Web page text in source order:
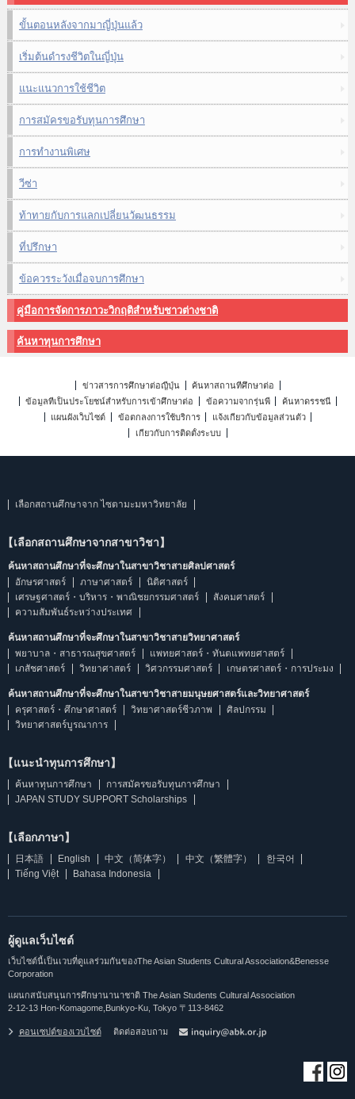
ขั้นตอนหลังจากมาญี่ปุ่นแล้ว
เริ่มต้นดำรงชีวิตในญี่ปุ่น
แนะแนวการใช้ชีวิต
การสมัครขอรับทุนการศึกษา
การทำงานพิเศษ
วีซ่า
ท้าทายกับการแลกเปลี่ยนวัฒนธรรม
ที่ปรึกษา
ข้อควรระวังเมื่อจบการศึกษา
คู่มือการจัดการภาวะวิกฤติสำหรับชาวต่างชาติ
ค้นหาทุนการศึกษา
ข่าวสารการศึกษาต่อญี่ปุ่น
ค้นหาสถานที่ศึกษาต่อ
ข้อมูลที่เป็นประโยชน์สำหรับการเข้าศึกษาต่อ
ข้อความจากรุ่นพี่
ค้นหาดรรชนี
แผนผังเว็บไซต์
ข้อตกลงการใช้บริการ
แจ้งเกี่ยวกับข้อมูลส่วนตัว
เกี่ยวกับการติดตั้งระบบ
เลือกสถานศึกษาจาก ไซตามะมหาวิทยาลัย
【เลือกสถานศึกษาจากสาขาวิชา】
ค้นหาสถานศึกษาที่จะศึกษาในสาขาวิชาสายศิลปศาสตร์
อักษรศาสตร์
ภาษาศาสตร์
นิติศาสตร์
เศรษฐศาสตร์・บริหาร・พาณิชยกรรมศาสตร์
สังคมศาสตร์
ความสัมพันธ์ระหว่างประเทศ
ค้นหาสถานศึกษาที่จะศึกษาในสาขาวิชาสายวิทยาศาสตร์
พยาบาล・สาธารณสุขศาสตร์
แพทยศาสตร์・ทันตแพทยศาสตร์
เภสัชศาสตร์
วิทยาศาสตร์ วิศวกรรมศาสตร์ เกษตรศาสตร์・การประมง
ค้นหาสถานศึกษาที่จะศึกษาในสาขาวิชาสายมนุษยศาสตร์และวิทยาศาสตร์
ครุศาสตร์・ศึกษาศาสตร์
วิทยาศาสตร์ชีวภาพ
ศิลปกรรม
วิทยาศาสตร์บูรณาการ
【แนะนำทุนการศึกษา】
ค้นหาทุนการศึกษา
การสมัครขอรับทุนการศึกษา
JAPAN STUDY SUPPORT Scholarships
【เลือกภาษา】
日本語 English 中文（简体字） 中文（繁體字）
한국어
Tiếng Việt
Bahasa Indonesia
ผู้ดูแลเว็บไซต์
เว็บไซต์นี้เป็นเวบที่ดูแลร่วมกันของThe Asian Students Cultural Association&Benesse
Corporation
แผนกสนับสนุนการศึกษานานาชาติ The Asian Students Cultural Association
2-12-13 Hon-Komagome,Bunkyo-Ku, Tokyo 〒113-8462
คอนเซปต์ของเวบไซต์ ติดต่อสอบถาม